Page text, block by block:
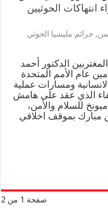
الحوثيين
, جرائم مليشيا الحوثي
الدكتور أحمد
عام الأمم المتحدة
ومسارات عملية
الذي عقد على هامش
٥٨ لمؤتمر ميونخ للسلام والأمن،
مبارك بموقف اخلاقي
صفحة 1 من 2